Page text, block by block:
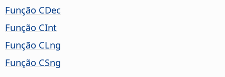
Função CDec
Função CInt
Função CLng
Função CSng